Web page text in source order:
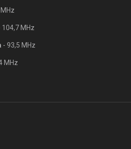
104,7 MHz
- 93,5 MHz
MHz